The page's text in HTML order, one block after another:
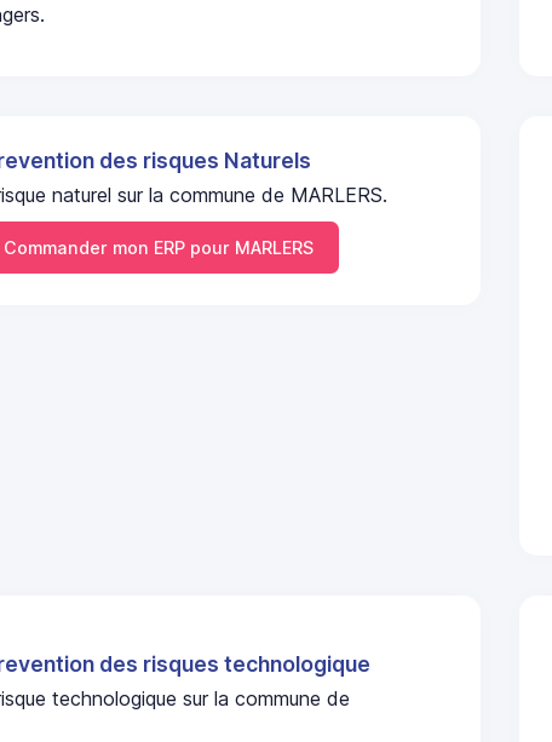
des risques Naturels
naturel sur la commune de MARLERS.
Commander mon ERP pour MARLERS
des risques technologique
technologique sur la commune de